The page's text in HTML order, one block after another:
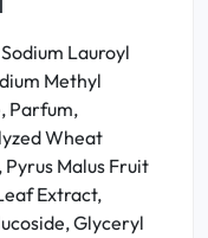
Lauroyl
Methyl
Parfum,
Wheat
Malus Fruit
Extract,
Glyceryl